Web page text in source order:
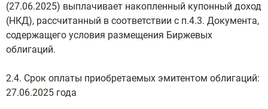
(27.06.2025) выплачивает накопленный купонный доход
(НКД), рассчитанный в соответствии с п.4.3. Документа,
содержащего условия размещения Биржевых
облигаций.
2.4. Срок оплаты приобретаемых эмитентом облигаций:
27.06.2025 года